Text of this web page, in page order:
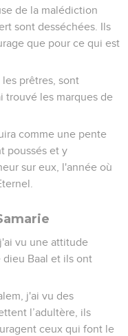
de la malédiction
sont desséchées. Ils
que pour ce qui est
prêtres, sont
trouvé les marques de
comme une pente
poussés et y
sur eux, l'année où
vu une attitude
Baal et ils ont
j'ai vu des
l’adultère, ils
ceux qui font le